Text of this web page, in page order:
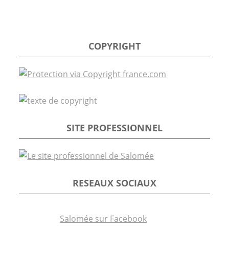
COPYRIGHT
SITE PROFESSIONNEL
RESEAUX SOCIAUX
Salomée sur Facebook